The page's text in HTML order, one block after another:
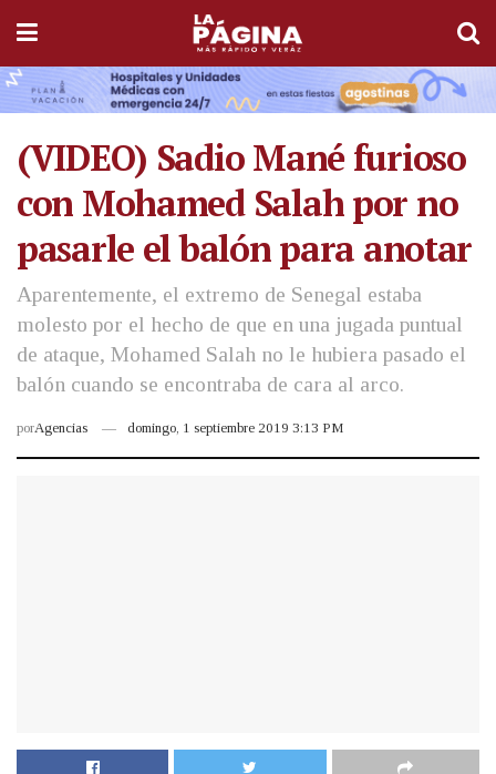
(VIDEO) Sadio Mané furioso
con Mohamed Salah por no
pasarle el balón para anotar
Aparentemente, el extremo de Senegal estaba
molesto por el hecho de que en una jugada puntual
de ataque, Mohamed Salah no le hubiera pasado el
balón cuando se encontraba de cara al arco.
porAgencias domingo, 1 septiembre 2019 3:13 PM